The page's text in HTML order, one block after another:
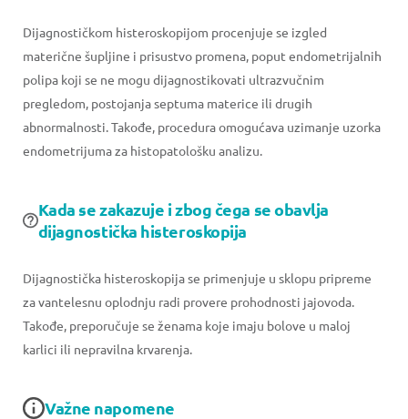
Dijagnostičkom histeroskopijom procenjuje se izgled
materične šupljine i prisustvo promena, poput endometrijalnih
polipa koji se ne mogu dijagnostikovati ultrazvučnim
pregledom, postojanja septuma materice ili drugih
abnormalnosti. Takođe, procedura omogućava uzimanje uzorka
endometrijuma za histopatološku analizu.
Kada se zakazuje i zbog čega se obavlja
dijagnostička histeroskopija
Dijagnostička histeroskopija se primenjuje u sklopu pripreme
za vantelesnu oplodnju radi provere prohodnosti jajovoda.
Takođe, preporučuje se ženama koje imaju bolove u maloj
karlici ili nepravilna krvarenja.
Važne napomene